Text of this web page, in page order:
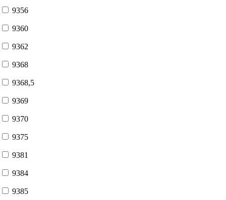
9356
9360
9362
9368
9368,5
9369
9370
9375
9381
9384
9385